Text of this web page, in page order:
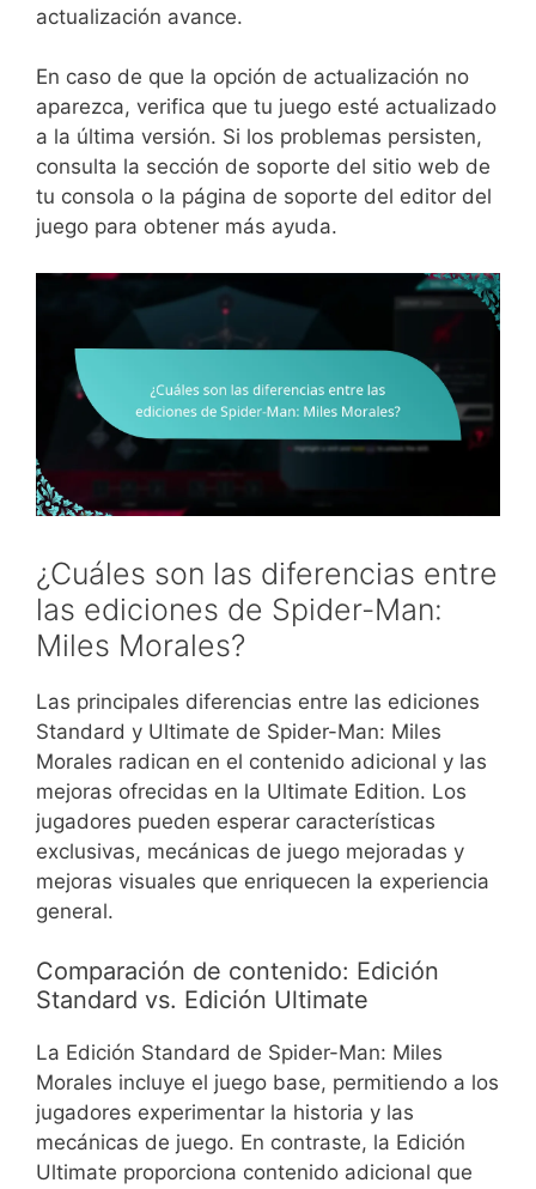
actualización avance.
En caso de que la opción de actualización no
aparezca, verifica que tu juego esté actualizado
a la última versión. Si los problemas persisten,
consulta la sección de soporte del sitio web de
tu consola o la página de soporte del editor del
juego para obtener más ayuda.
¿Cuáles son las diferencias entre
las ediciones de Spider-Man:
Miles Morales?
Las principales diferencias entre las ediciones
Standard y Ultimate de Spider-Man: Miles
Morales radican en el contenido adicional y las
mejoras ofrecidas en la Ultimate Edition. Los
jugadores pueden esperar características
exclusivas, mecánicas de juego mejoradas y
mejoras visuales que enriquecen la experiencia
general.
Comparación de contenido: Edición
Standard vs. Edición Ultimate
La Edición Standard de Spider-Man: Miles
Morales incluye el juego base, permitiendo a los
jugadores experimentar la historia y las
mecánicas de juego. En contraste, la Edición
Ultimate proporciona contenido adicional que